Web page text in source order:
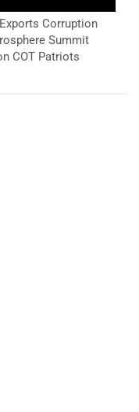
Corruption
Summit
COT Patriots